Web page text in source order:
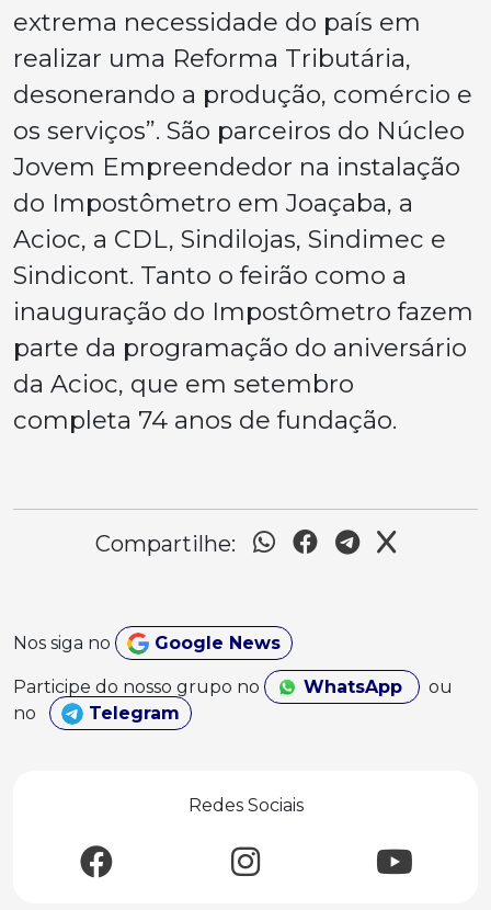
extrema necessidade do país em
realizar uma Reforma Tributária,
desonerando a produção, comércio e
os serviços”. São parceiros do Núcleo
Jovem Empreendedor na instalação
do Impostômetro em Joaçaba, a
Acioc, a CDL, Sindilojas, Sindimec e
Sindicont. Tanto o feirão como a
inauguração do Impostômetro fazem
parte da programação do aniversário
da Acioc, que em setembro
completa 74 anos de fundação.
Compartilhe:
Nos siga no Google News
Participe do nosso grupo no WhatsApp
ou
no
Telegram
Redes Sociais